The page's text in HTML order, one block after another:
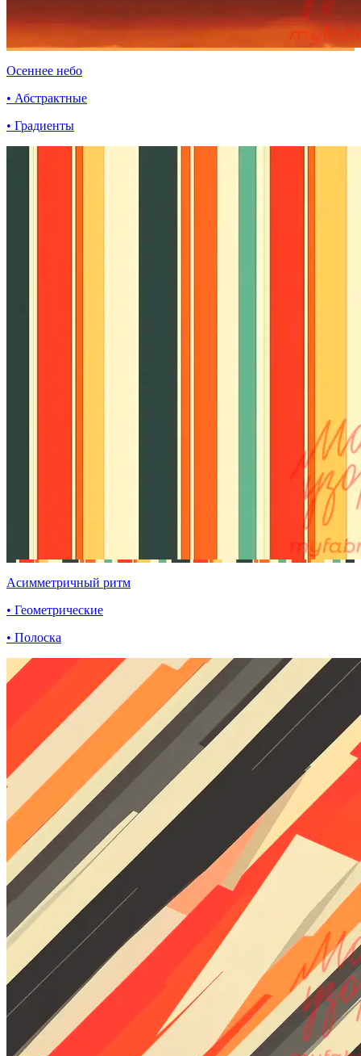
Осеннее небо
• Абстрактные
• Градиенты
Асимметричный ритм
• Геометрические
• Полоска